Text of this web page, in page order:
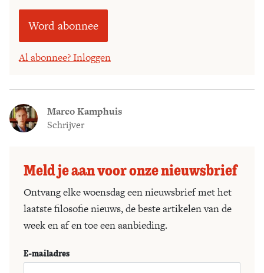
Word abonnee
Al abonnee? Inloggen
Marco Kamphuis
Schrijver
Meld je aan voor onze nieuwsbrief
Ontvang elke woensdag een nieuwsbrief met het
laatste filosofie nieuws, de beste artikelen van de
week en af en toe een aanbieding.
E-mailadres